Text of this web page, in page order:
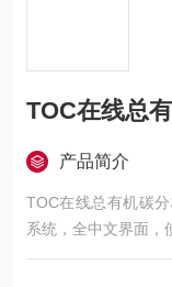
TOC在线总
产品简介
TOC在线总有机碳
系统，全中文界面，